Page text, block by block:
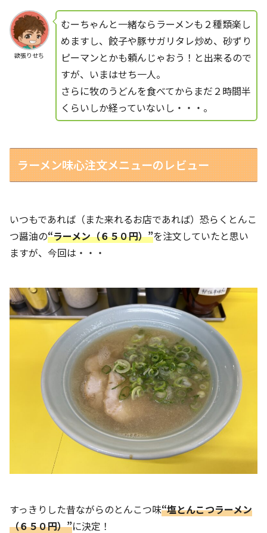
欲張りせち
むーちゃんと一緒ならラーメンも２種類楽し
めますし、餃子や豚サガリタレ炒め、砂ずり
ピーマンとかも頼んじゃおう！と出来るので
すが、いまはせち一人。
さらに牧のうどんを食べてからまだ２時間半
くらいしか経っていないし・・・。
ラーメン味心注文メニューのレビュー
いつもであれば（また来れるお店であれば）恐らくとんこ
つ醤油の“ラーメン（６５０円）”を注文していたと思い
ますが、今回は・・・
すっきりした昔ながらのとんこつ味“塩とんこつラーメン
（６５０円）”に決定！